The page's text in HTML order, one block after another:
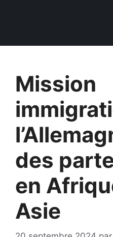
Mission
des
en
Asie